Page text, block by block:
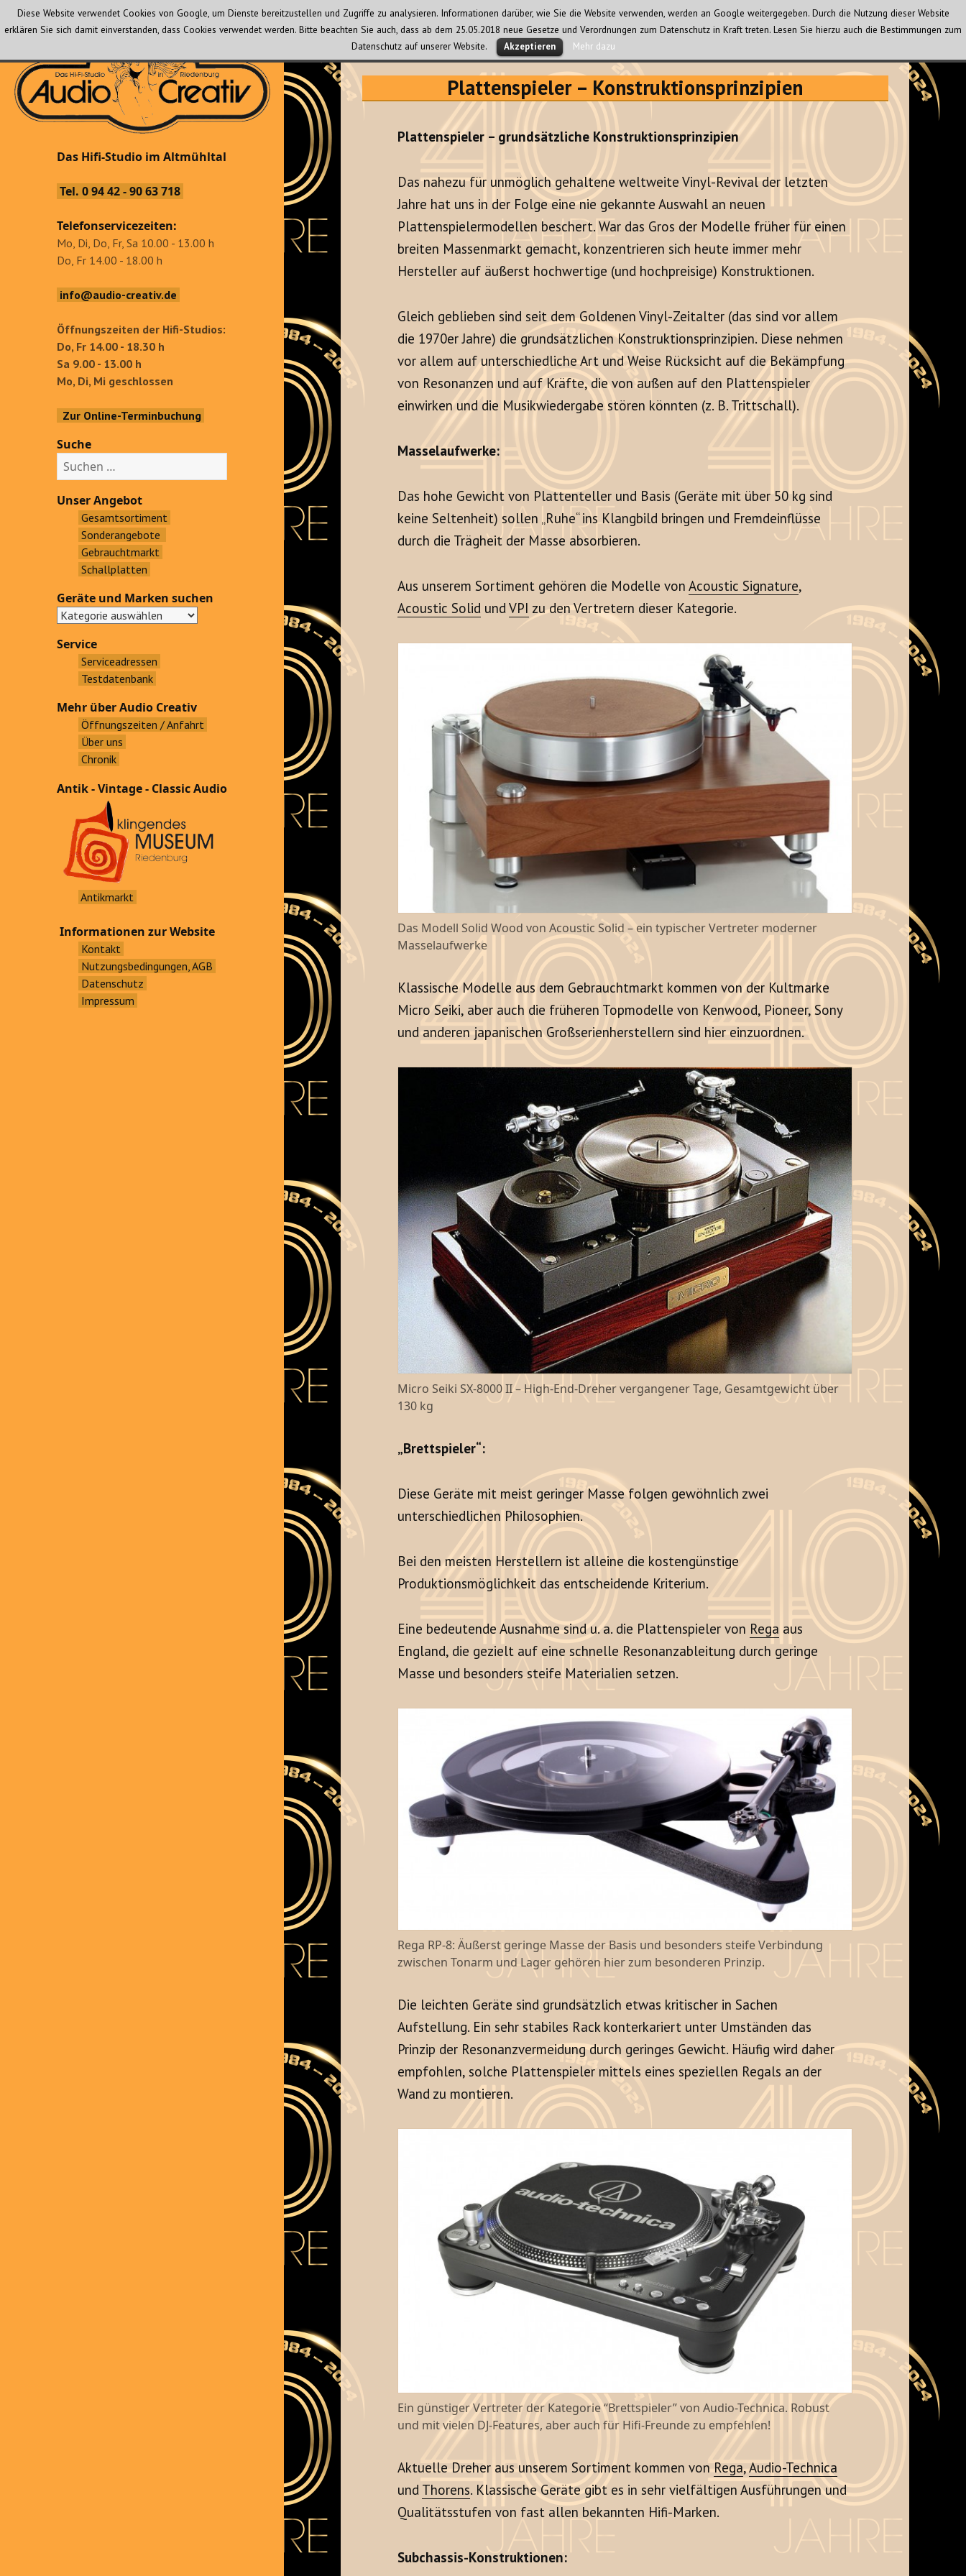
Das Hifi-Studio im Altmühltal
Das Hifi-Studio im Altmühltal
Tel. 0 94 42 - 90 63 718
Telefonservicezeiten:
Mo, Di, Do, Fr, Sa 10.00 - 13.00 h
Do, Fr 14.00 - 18.00 h
info@audio-creativ.de
Öffnungszeiten der Hifi-Studios:
Do, Fr 14.00 - 18.30 h
Sa 9.00 - 13.00 h
Mo, Di, Mi geschlossen
Zur Online-Terminbuchung
Suche
u
c
h
Unser Angebot
Gesamtsortiment
Sonderangebote
Gebrauchtmarkt
Schallplatten
Geräte und Marken suchen
Service
Serviceadressen
Testdatenbank
Mehr über Audio Creativ
Öffnungszeiten / Anfahrt
Über uns
Chronik
Antik - Vintage - Classic Audio
Antikmarkt
Informationen zur Website
Kontakt
Nutzungsbedingungen, AGB
Datenschutz
Impressum
Plattenspieler – Konstruktionsprinzipien
Plattenspieler – grundsätzliche Konstruktionsprinzipien
Das nahezu für unmöglich gehaltene weltweite Vinyl-Revival der letzten
Jahre hat uns in der Folge eine nie gekannte Auswahl an neuen
Plattenspielermodellen beschert. War das Gros der Modelle früher für einen
breiten Massenmarkt gemacht, konzentrieren sich heute immer mehr
Hersteller auf äußerst hochwertige (und hochpreisige) Konstruktionen.
Gleich geblieben sind seit dem Goldenen Vinyl-Zeitalter (das sind vor allem
die 1970er Jahre) die grundsätzlichen Konstruktionsprinzipien. Diese nehmen
vor allem auf unterschiedliche Art und Weise Rücksicht auf die Bekämpfung
von Resonanzen und auf Kräfte, die von außen auf den Plattenspieler
einwirken und die Musikwiedergabe stören könnten (z. B. Trittschall).
Masselaufwerke:
Das hohe Gewicht von Plattenteller und Basis (Geräte mit über 50 kg sind
keine Seltenheit) sollen „Ruhe“ ins Klangbild bringen und Fremdeinflüsse
durch die Trägheit der Masse absorbieren.
Aus unserem Sortiment gehören die Modelle vonAcoustic Signature,
Acoustic Solid undVPI zu den Vertretern dieser Kategorie.
Das Modell Solid Wood von Acoustic Solid – ein typischer Vertreter moderner
Masselaufwerke
Klassische Modelle aus dem Gebrauchtmarkt kommen von der Kultmarke
Micro Seiki, aber auch die früheren Topmodelle von Kenwood, Pioneer, Sony
und anderen japanischen Großserienherstellern sind hier einzuordnen.
Micro Seiki SX-8000 II – High-End-Dreher vergangener Tage, Gesamtgewicht über
130 kg
„Brettspieler“:
Diese Geräte mit meist geringer Masse folgen gewöhnlich zwei
unterschiedlichen Philosophien.
Bei den meisten Herstellern ist alleine die kostengünstige
Produktionsmöglichkeit das entscheidende Kriterium.
Eine bedeutende Ausnahme sind u. a. die Plattenspieler von Rega aus
England, die gezielt auf eine schnelle Resonanzableitung durch geringe
Masse und besonders steife Materialien setzen.
Rega RP-8: Äußerst geringe Masse der Basis und besonders steife Verbindung
zwischen Tonarm und Lager gehören hier zum besonderen Prinzip.
Die leichten Geräte sind grundsätzlich etwas kritischer in Sachen
Aufstellung. Ein sehr stabiles Rack konterkariert unter Umständen das
Prinzip der Resonanzvermeidung durch geringes Gewicht. Häufig wird daher
empfohlen, solche Plattenspieler mittels eines speziellen Regals an der
Wand zu montieren.
Ein günstiger Vertreter der Kategorie “Brettspieler” von Audio-Technica. Robust
und mit vielen DJ-Features, aber auch für Hifi-Freunde zu empfehlen!
Aktuelle Dreher aus unserem Sortiment kommen von Rega,Audio-Technica
und Thorens. Klassische Geräte gibt es in sehr vielfältigen Ausführungen und
Qualitätsstufen von fast allen bekannten Hifi-Marken.
Subchassis-Konstruktionen:
Diese Website verwendet Cookies von Google, um Dienste bereitzustellen und Zugriffe zu analysieren. Informationen darüber, wie Sie die Website verwenden, werden an Google weitergegeben. Durch die Nutzung dieser Website
erklären Sie sich damit einverstanden, dass Cookies verwendet werden. Bitte beachten Sie auch, dass ab dem 25.05.2018 neue Gesetze und Verordnungen zum Datenschutz in Kraft treten. Lesen Sie hierzu auch die Bestimmungen zum
Datenschutz auf unserer Website.
Akzeptieren Mehr dazu